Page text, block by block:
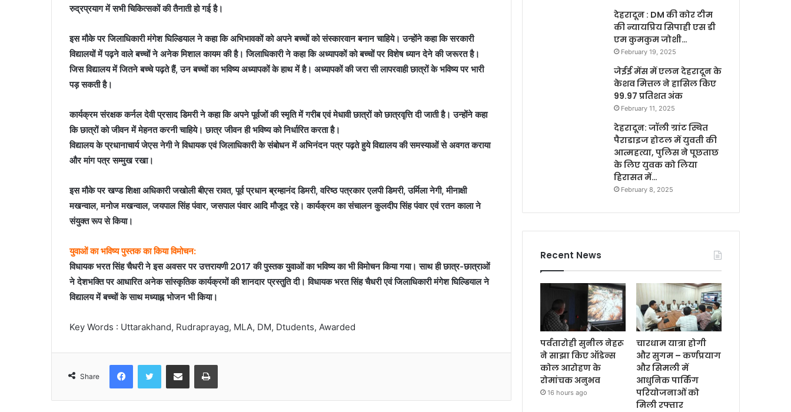
रुद्रप्रयाग में सभी चिकित्सकों की तैनाती हो गई है।
इस मौके पर जिलाधिकारी मंगेश घिल्डियाल ने कहा कि अभिभावकों को अपने बच्चों को संस्कारवान बनान चाहिये। उन्होंने कहा कि सरकारी
विद्यालयों में पढ़ने वाले बच्चों ने अनेक मिशाल कायम की है। जिलाधिकारी ने कहा कि अध्यापकों को बच्चों पर विशेष ध्यान देने की जरूरत है।
जिस विद्यालय में जितने बच्चे पढ़ते हैं, उन बच्चों का भविष्य अध्यापकों के हाथ में है। अध्यापकों की जरा सी लापरवाही छात्रों के भविष्य पर भारी
पड़ सकती है।
कार्यक्रम संरक्षक कर्नल देवी प्रसाद डिमरी ने कहा कि अपने पूर्वजों की स्मृति में गरीब एवं मेधावी छात्रों को छात्रवृत्ति दी जाती है। उन्होंने कहा
कि छात्रों को जीवन में मेहनत करनी चाहिये। छात्र जीवन ही भविष्य को निर्धारित करता है।
विद्यालय के प्रधानाचार्य जेएस नेगी ने विधायक एवं जिलाधिकारी के संबोधन में अभिनंदन पत्र पढ़ते हुये विद्यालय की समस्याओं से अवगत कराया
और मांग पत्र सम्मुख रखा।
इस मौके पर खण्ड शिक्षा अधिकारी जखोली बीएस रावत, पूर्व प्रधान ब्रम्हानंद डिमरी, वरिष्ठ पत्रकार एलपी डिमरी, उर्मिला नेगी, मीनाक्षी
मखन्वाल, मनोज मखन्वाल, जयपाल सिंह पंवार, जसपाल पंवार आदि मौजूद रहे। कार्यक्रम का संचालन कुलदीप सिंह पंवार एवं रतन काला ने
संयुक्त रूप से किया।
युवाओं का भविष्य पुस्तक का किया विमोचन:
विधायक भरत सिंह चैधरी ने इस अवसर पर उत्तरायणी 2017 की पुस्तक युवाओं का भविष्य का भी विमोचन किया गया। साथ ही छात्र-छात्राओं
ने देशभक्ति पर आधारित अनेक सांस्कृतिक कार्यक्रमों की शानदार प्रस्तुति दी। विधायक भरत सिंह चैधरी एवं जिलाधिकारी मंगेश घिल्डियाल ने
विद्यालय में बच्चों के साथ मध्याह्न भोजन भी किया।
Key Words : Uttarakhand, Rudraprayag, MLA, DM, Dtudents, Awarded
Share
FacebookTwitter Share via Email Print
देहरादून : DM की कोर टीम
की न्यायप्रिय सिपाही एस डी
एम कुमकुम जोशी…
February 19, 2025
जेईई मेंस में एलन देहरादून के
केशव मित्तल ने हासिल किए
99.97 प्रतिशत अंक
February 11, 2025
देहरादून: जॉली ग्रांट स्थित
पैराडाइज होटल में युवती की
आत्महत्या, पुलिस ने पूछताछ
के लिए युवक को लिया
हिरासत में…
February 8, 2025
Recent News
पर्वतारोही सुनील नेहरू
ने साझा किए ऑडेन्स
कोल आरोहण के
रोमांचक अनुभव
16 hours ago
चारधाम यात्रा होगी
और सुगम – कर्णप्रयाग
और सिमली में
आधुनिक पार्किंग
परियोजनाओं को
मिली रफ्तार